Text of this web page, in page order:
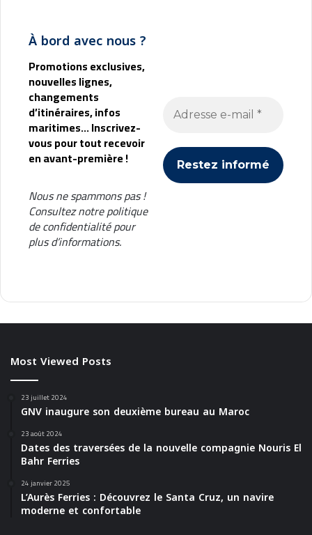
À bord avec nous ?
Promotions exclusives,
nouvelles lignes,
changements
d’itinéraires, infos
maritimes... Inscrivez-
vous pour tout recevoir
en avant-première !
Nous ne spammons pas !
Consultez notrepolitique
de confidentialitépour
plus d’informations.
Most Viewed Posts
23 juillet 2024
GNV inaugure son deuxième bureau au Maroc
23 août 2024
Dates des traversées de la nouvelle compagnie Nouris El
Bahr Ferries
24 janvier 2025
L’Aurès Ferries : Découvrez le Santa Cruz, un navire
moderne et confortable